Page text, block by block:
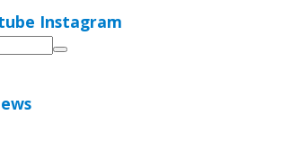
Instagram